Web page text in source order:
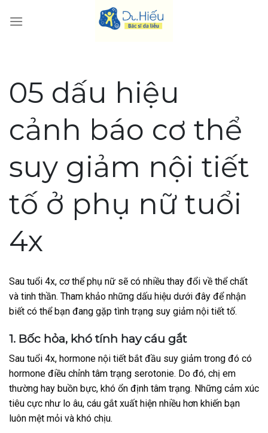
05 dấu hiệu
cảnh báo cơ thể
suy giảm nội tiết
tố ở phụ nữ tuổi
4x
Sau tuổi 4x, cơ thể phụ nữ sẽ có nhiều thay đổi về thể chất
và tinh thần. Tham khảo những dấu hiệu dưới đây để nhận
biết có thể bạn đang gặp tình trạng suy giảm nội tiết tố.
1. Bốc hỏa, khó tính hay cáu gắt
Sau tuổi 4x, hormone nội tiết bắt đầu suy giảm trong đó có
hormone điều chỉnh tâm trạng serotonie. Do đó, chị em
thường hay buồn bực, khó ổn định tâm trạng. Những cảm xúc
tiêu cực như lo âu, cáu gắt xuất hiện nhiều hơn khiến bạn
luôn mệt mỏi và khó chịu.